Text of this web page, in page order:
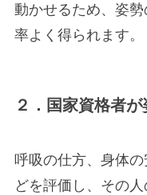
動かせるため、姿
率よく得られます。
２．国家資格者
呼吸の仕方、身体
どを評価し、その